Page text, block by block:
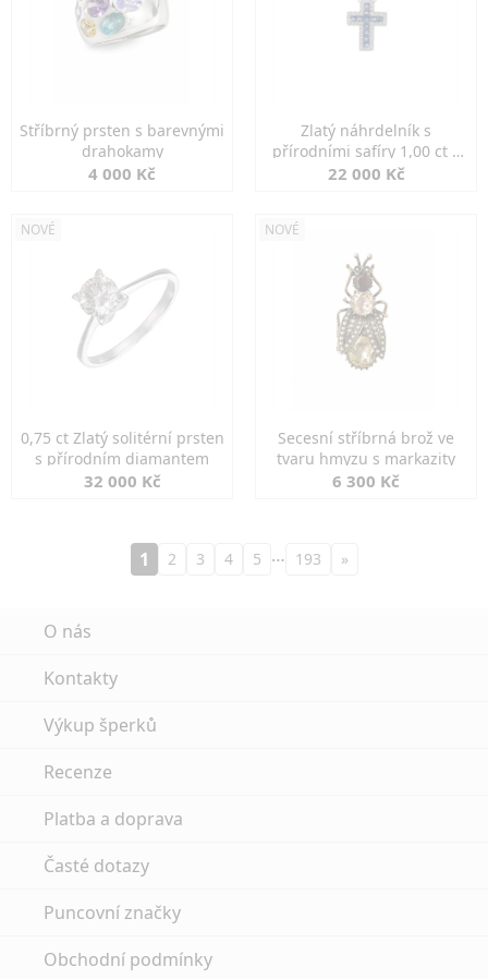
Stříbrný prsten s barevnými
drahokamy
4 000 Kč
Zlatý náhrdelník s
přírodními safíry 1,00 ct a
diamanty
22 000 Kč
NOVÉ
0,75 ct Zlatý solitérní prsten
s přírodním diamantem
32 000 Kč
NOVÉ
Secesní stříbrná brož ve
tvaru hmyzu s markazity
6 300 Kč
1 2 3 4 5 … 193 »
O nás
Kontakty
Výkup šperků
Recenze
Platba a doprava
Časté dotazy
Puncovní značky
Obchodní podmínky